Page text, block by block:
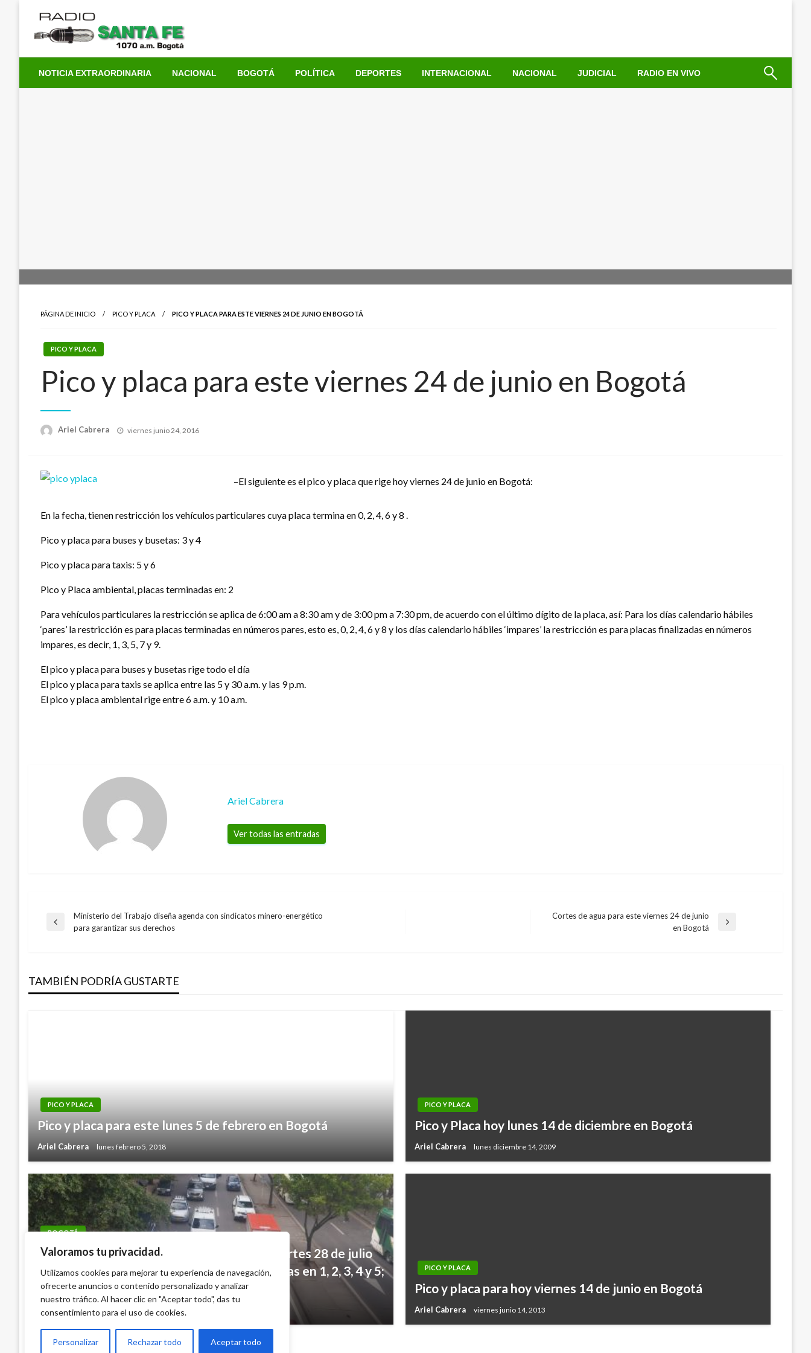
Valoramos tu privacidad.
Utilizamos cookies para mejorar tu experiencia de navegación,
ofrecerte anuncios o contenido personalizado y analizar
nuestro tráfico. Al hacer clic en "Aceptar todo", das tu
consentimiento para el uso de cookies.
Personalizar Rechazar todo Aceptar todo
contenido
NOTICIA EXTRAORDINARIA NACIONAL BOGOTÁ POLÍTICA DEPORTES INTERNACIONAL NACIONAL JUDICIAL RADIO EN VIVO
PÁGINA DE INICIO PICO Y PLACA PICO Y PLACA PARA ESTE VIERNES 24 DE JUNIO EN BOGOTÁ
PICO Y PLACA
Pico y placa para este viernes 24 de junio en Bogotá
Ariel Cabrera
Publicado
viernes junio 24, 2016
–El siguiente es el pico y placa que rige hoy viernes 24 de junio en Bogotá:
En la fecha, tienen restricción los vehículos particulares cuya placa termina en 0, 2, 4, 6 y 8 .
Pico y placa para buses y busetas: 3 y 4
Pico y placa para taxis: 5 y 6
Pico y Placa ambiental, placas terminadas en: 2
Para vehículos particulares la restricción se aplica de 6:00 am a 8:30 am y de 3:00 pm a 7:30 pm, de acuerdo con el último dígito de la placa, así: Para los días calendario hábiles
‘pares’ la restricción es para placas terminadas en números pares, esto es, 0, 2, 4, 6 y 8 y los días calendario hábiles ‘impares’ la restricción es para placas finalizadas en números
impares, es decir, 1, 3, 5, 7 y 9.
El pico y placa para buses y busetas rige todo el día
El pico y placa para taxis se aplica entre las 5 y 30 a.m. y las 9 p.m.
El pico y placa ambiental rige entre 6 a.m. y 10 a.m.
Ariel Cabrera
Ver todas las entradas
Navegación
entradas
Entrada
Ministerio del Trabajo diseña agenda con sindicatos minero-energético
para garantizar sus derechos
Cortes de agua para este viernes 24 de junio
en Bogotá
TAMBIÉN PODRÍA GUSTARTE
PICO Y PLACA
Pico y placa para este lunes 5 de febrero en Bogotá
Ariel Cabrera lunes febrero 5, 2018
PICO Y PLACA
Pico y Placa hoy lunes 14 de diciembre en Bogotá
Ariel Cabrera lunes diciembre 14, 2009
BOGOTÁ
Pico y Placa particulares en Bogotá: Este martes 28 de julio
de 2026 No pueden circular placas terminadas en 1, 2, 3, 4 y 5;
taxis 3 y 4
Ariel Cabrera lunes julio 27, 2026
PICO Y PLACA
Pico y placa para hoy viernes 14 de junio en Bogotá
Ariel Cabrera viernes junio 14, 2013